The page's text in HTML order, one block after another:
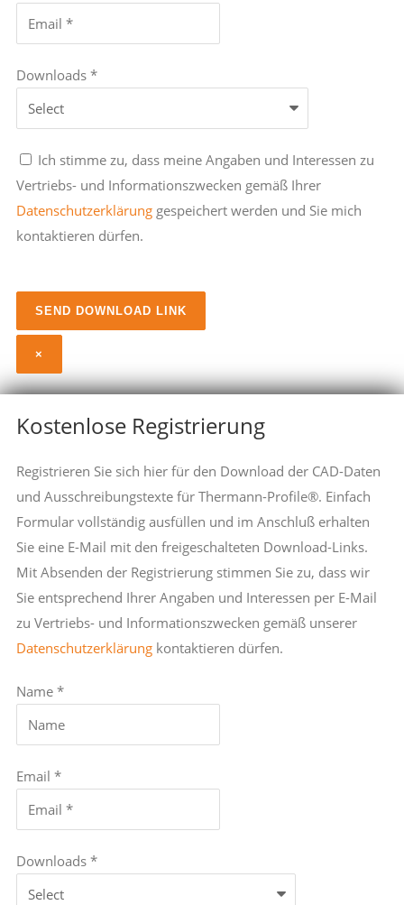
Downloads *
Ich stimme zu, dass meine Angaben und Interessen zu
Vertriebs- und Informationszwecken gemäß Ihrer
Datenschutzerklärung gespeichert werden und Sie mich
kontaktieren dürfen.
×
Kostenlose Registrierung
Registrieren Sie sich hier für den Download der CAD-Daten
und Ausschreibungstexte für Thermann-Profile®. Einfach
Formular vollständig ausfüllen und im Anschluß erhalten
Sie eine E-Mail mit den freigeschalteten Download-Links.
Mit Absenden der Registrierung stimmen Sie zu, dass wir
Sie entsprechend Ihrer Angaben und Interessen per E-Mail
zu Vertriebs- und Informationszwecken gemäß unserer
Datenschutzerklärung kontaktieren dürfen.
Name *
Email *
Downloads *